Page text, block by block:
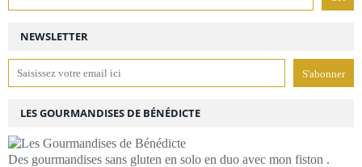
NEWSLETTER
LES GOURMANDISES DE BÉNÉDICTE
Des gourmandises sans gluten en solo en duo avec mon fiston .